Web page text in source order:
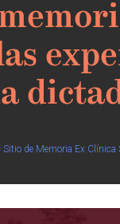
Sitio de Memoria Ex Clínica